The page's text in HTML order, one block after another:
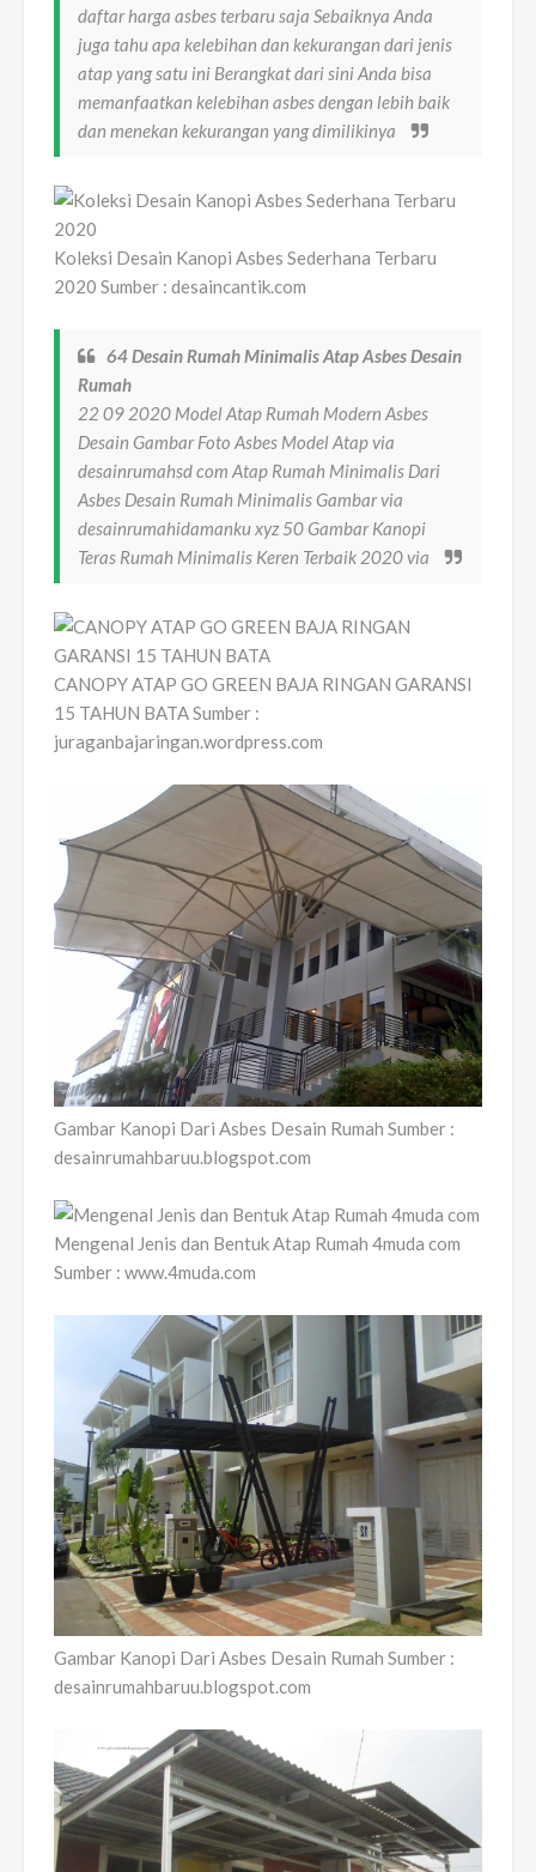
daftar harga asbes terbaru saja Sebaiknya Anda
juga tahu apa kelebihan dan kekurangan dari jenis
atap yang satu ini Berangkat dari sini Anda bisa
memanfaatkan kelebihan asbes dengan lebih baik
dan menekan kekurangan yang dimilikinya
Koleksi Desain Kanopi Asbes Sederhana Terbaru
2020 Sumber : desaincantik.com
64 Desain Rumah Minimalis Atap Asbes Desain
Rumah
22 09 2020 Model Atap Rumah Modern Asbes
Desain Gambar Foto Asbes Model Atap via
desainrumahsd com Atap Rumah Minimalis Dari
Asbes Desain Rumah Minimalis Gambar via
desainrumahidamanku xyz 50 Gambar Kanopi
Teras Rumah Minimalis Keren Terbaik 2020 via
CANOPY ATAP GO GREEN BAJA RINGAN GARANSI
15 TAHUN BATA Sumber :
juraganbajaringan.wordpress.com
Gambar Kanopi Dari Asbes Desain Rumah Sumber :
desainrumahbaruu.blogspot.com
Mengenal Jenis dan Bentuk Atap Rumah 4muda com
Sumber : www.4muda.com
Gambar Kanopi Dari Asbes Desain Rumah Sumber :
desainrumahbaruu.blogspot.com